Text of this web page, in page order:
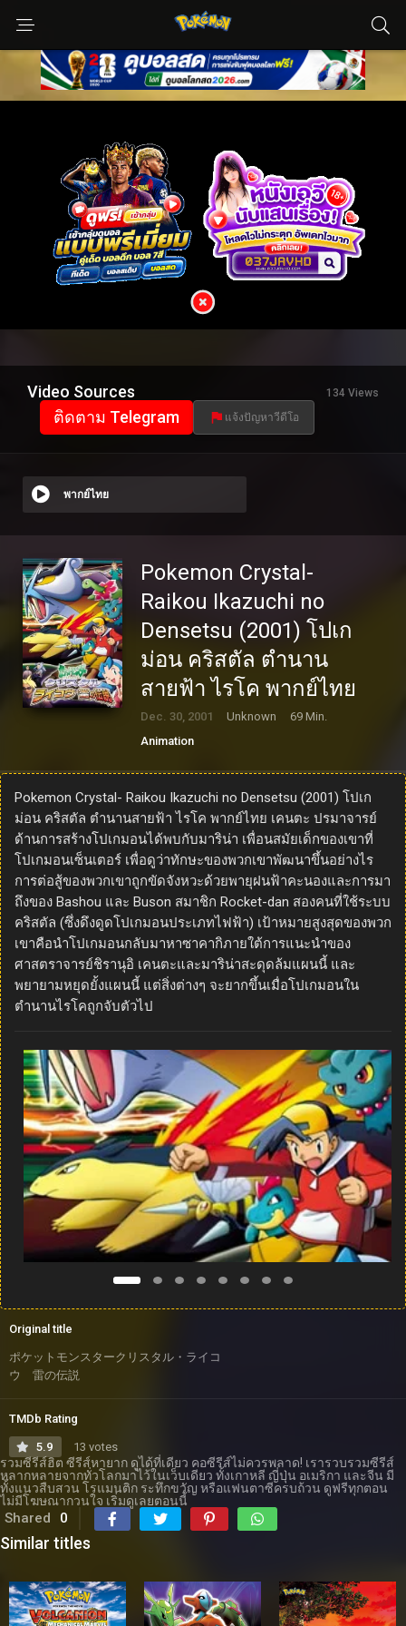
Video Sources 134 Views
ติดตาม Telegram แจ้งปัญหาวีดีโอ
พากย์ไทย
Pokemon Crystal-
Raikou Ikazuchi no
Densetsu (2001) โปเก
ม่อน คริสตัล ตำนาน
สายฟ้า ไรโค พากย์ไทย
Dec. 30, 2001 Unknown
69 Min.
Animation
Pokemon Crystal- Raikou Ikazuchi no Densetsu (2001) โปเก
ม่อน คริสตัล ตำนานสายฟ้า ไรโค พากย์ไทย เคนตะ ปรมาจารย์
ด้านการสร้างโปเกมอนได้พบกับมาริน่า เพื่อนสมัยเด็กของเขาที่
โปเกมอนเซ็นเตอร์ เพื่อดูว่าทักษะของพวกเขาพัฒนาขึ้นอย่างไร
การต่อสู้ของพวกเขาถูกขัดจังหวะด้วยพายุฝนฟ้าคะนองและการมา
ถึงของ Bashou และ Buson สมาชิก Rocket-dan สองคนที่ใช้ระบบ
คริสตัล (ซึ่งดึงดูดโปเกมอนประเภทไฟฟ้า) เป้าหมายสูงสุดของพวก
เขาคือนำโปเกมอนกลับมาหาซาคากิภายใต้การแนะนำของ
ศาสตราจารย์ชิรานุอิ เคนตะและมาริน่าสะดุดล้มแผนนี้ และ
พยายามหยุดยั้งแผนนี้ แต่สิ่งต่างๆ จะยากขึ้นเมื่อโปเกมอนใน
ตำนานไรโคถูกจับตัวไป
Original title
ポケットモンスタークリスタル・ライコ
ウ 雷の伝説
TMDb Rating
5.9 13 votes
รวมซีรีส์ฮิต ซีรีส์หายาก ดูได้ที่เดียว คอซีรีส์ไม่ควรพลาด! เรารวบรวมซีรีส์
หลากหลายจากทั่วโลกมาไว้ในเว็บเดียว ทั้งเกาหลี ญี่ปุ่น อเมริกา และจีน มี
ทั้งแนวสืบสวน โรแมนติก ระทึกขวัญ หรือแฟนตาซีครบถ้วน ดูฟรีทุกตอน
ไม่มีโฆษณากวนใจ เริ่มดูเลยตอนนี้
Shared 0
Similar titles